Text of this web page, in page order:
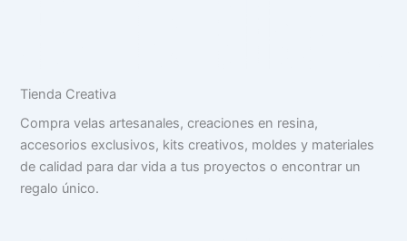
Tienda Creativa
Compra velas artesanales, creaciones en resina,
accesorios exclusivos, kits creativos, moldes y materiales
de calidad para dar vida a tus proyectos o encontrar un
regalo único.